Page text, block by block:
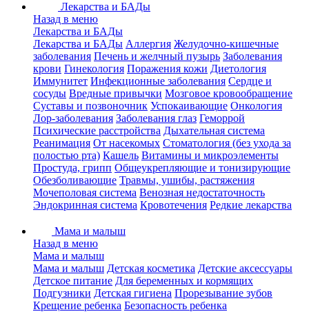
Лекарства и БАДы
Назад в меню
Лекарства и БАДы
Лекарства и БАДы Аллергия Желудочно-кишечные
заболевания Печень и желчный пузырь Заболевания
крови Гинекология Поражения кожи Диетология
Иммунитет Инфекционные заболевания Сердце и
сосуды Вредные привычки Мозговое кровообращение
Суставы и позвоночник Успокаивающие Онкология
Лор-заболевания Заболевания глаз Геморрой
Психические расстройства Дыхательная система
Реанимация От насекомых Стоматология (без ухода за
полостью рта) Кашель Витамины и микроэлементы
Простуда, грипп Общеукрепляющие и тонизирующие
Обезболивающие Травмы, ушибы, растяжения
Мочеполовая система Венозная недостаточность
Эндокринная система Кровотечения Редкие лекарства
Мама и малыш
Назад в меню
Мама и малыш
Мама и малыш Детская косметика Детские аксессуары
Детское питание Для беременных и кормящих
Подгузники Детская гигиена Прорезывание зубов
Крещение ребенка Безопасность ребенка